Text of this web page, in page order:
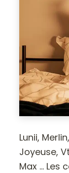
Lunii,
Joyeuse,
Max … Les